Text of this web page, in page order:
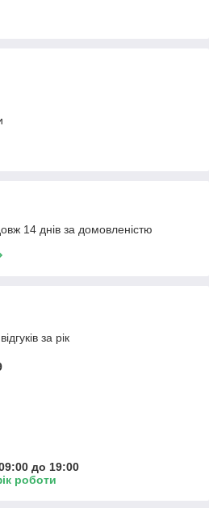
14 днів за домовленістю
за рік
до 19:00
роботи